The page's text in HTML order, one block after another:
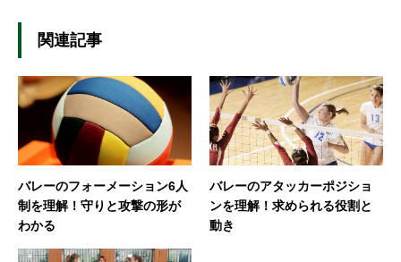
関連記事
バレーのフォーメーション6人
制を理解！守りと攻撃の形が
わかる
バレーのアタッカーポジショ
ンを理解！求められる役割と
動き